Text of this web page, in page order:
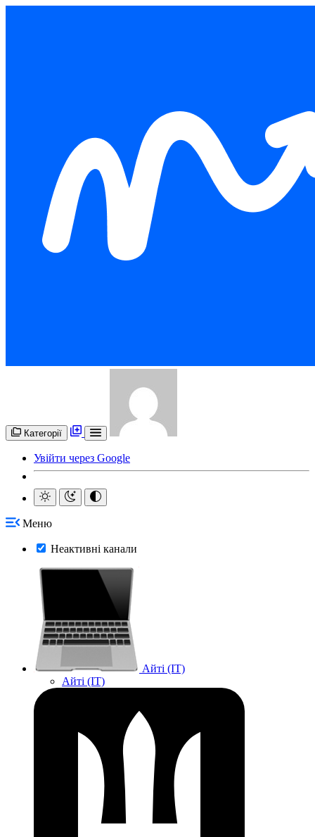
Категорії
Увійти через Google
Меню
Неактивні канали
Айті (IT)
Айті (IT)